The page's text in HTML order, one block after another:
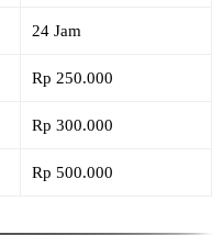
24 Jam
Rp 250.000
Rp 300.000
Rp 500.000